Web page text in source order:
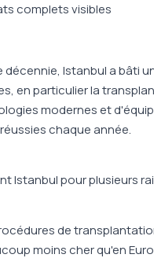
complets visibles
décennie, Istanbul a bâti
en particulier la
modernes et
chaque année.
Istanbul pour plusieurs
de
moins cher qu'en